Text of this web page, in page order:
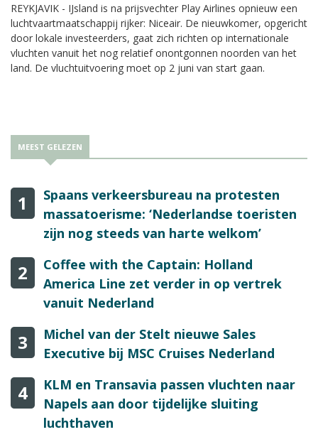
REYKJAVIK - IJsland is na prijsvechter Play Airlines opnieuw een
luchtvaartmaatschappij rijker: Niceair. De nieuwkomer, opgericht
door lokale investeerders, gaat zich richten op internationale
vluchten vanuit het nog relatief onontgonnen noorden van het
land. De vluchtuitvoering moet op 2 juni van start gaan.
MEEST GELEZEN
1
Spaans verkeersbureau na protesten
massatoerisme: ‘Nederlandse toeristen
zijn nog steeds van harte welkom’
2
Coffee with the Captain: Holland
America Line zet verder in op vertrek
vanuit Nederland
3
Michel van der Stelt nieuwe Sales
Executive bij MSC Cruises Nederland
4
KLM en Transavia passen vluchten naar
Napels aan door tijdelijke sluiting
luchthaven